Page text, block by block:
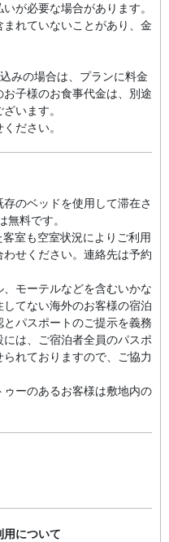
が必要な場合があります。
れていないことがあり、金
みの場合は、プランに料金
子様のお食事代金は、別途
います。
ださい。
のベッドを使用して滞在さ
料です。
室も空室状況によりご利用
せください。連絡先は予約
モーテルなどを含むいかな
てない海外のお客様の宿泊
パスポートのご提示を義務
は、ご宿泊者全員のパスポ
れておりますの​で、ご協力
ーのあるお客様は敷地内の
用について